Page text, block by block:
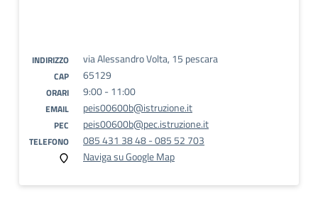
INDIRIZZO via Alessandro Volta, 15 pescara
CAP 65129
ORARI 9:00 - 11:00
EMAIL peis00600b@istruzione.it
PEC peis00600b@pec.istruzione.it
TELEFONO
085 431 38 48 - 085 52 703
Naviga su Google Map